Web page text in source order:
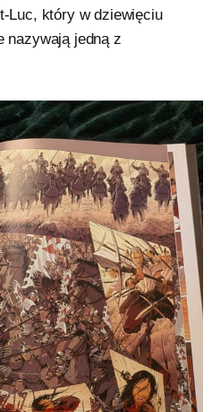
Luc, który w dziewięciu
nazywają jedną z